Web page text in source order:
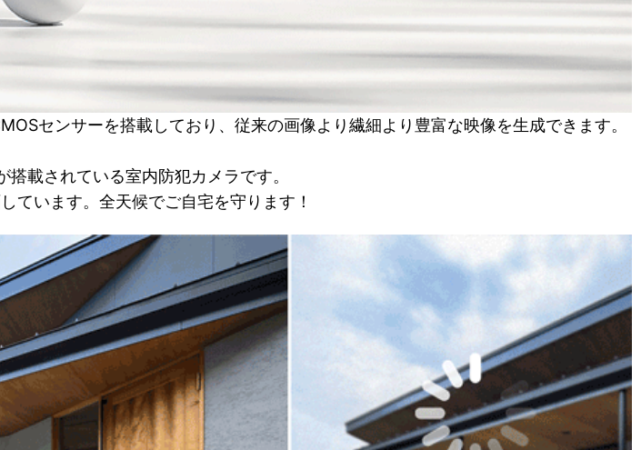
センサーを搭載しており、従来の画像より繊細より豊富な映像を生成できます。
搭載されている室内防犯カメラです。
ています。全天候でご自宅を守ります！